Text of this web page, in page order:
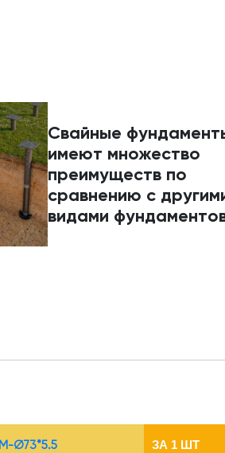
Свайные
имеют множество
преимуществ по
сравнению с
видами
Ø73*5.5 ЗА 1 ШТ